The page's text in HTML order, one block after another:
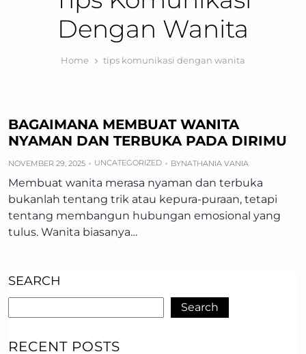
Dengan Wanita
Home tips komunikasi dengan wanita
BAGAIMANA MEMBUAT WANITA
NYAMAN DAN TERBUKA PADA DIRIMU
NOVEMBER 29, 2025 UNCATEGORIZED BYNATHANIA VANIA
Membuat wanita merasa nyaman dan terbuka
bukanlah tentang trik atau kepura-puraan, tetapi
tentang membangun hubungan emosional yang
tulus. Wanita biasanya…
SEARCH
Search
RECENT POSTS